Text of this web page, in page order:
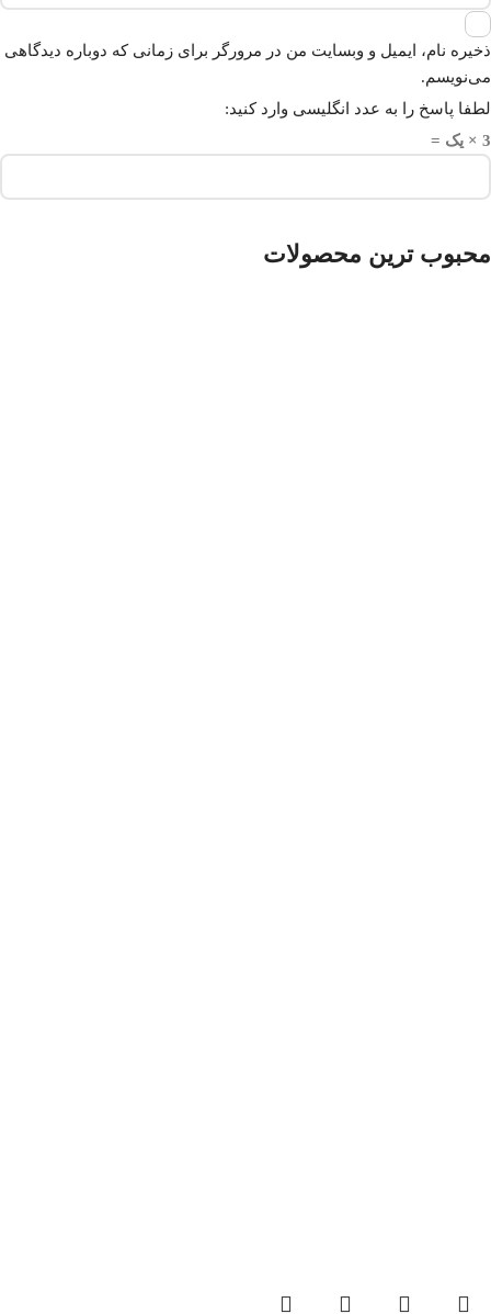
ذخیره نام، ایمیل و وبسایت من در مرورگر برای زمانی که دوباره دیدگاهی
می‌نویسم.
لطفا پاسخ را به عدد انگلیسی وارد کنید:
3 × یک =
محبوب ترین محصولات